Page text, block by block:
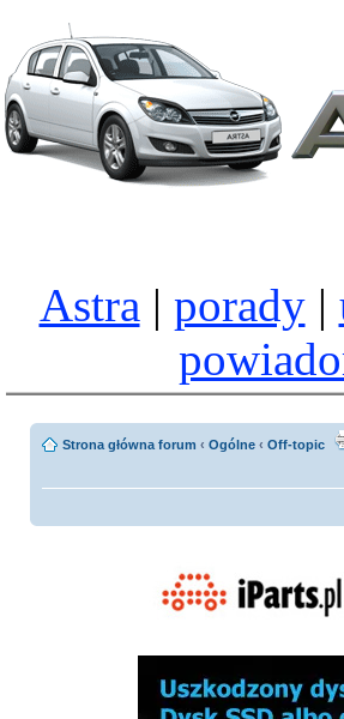
Astra | porady|
Strona główna forum ‹ Ogólne ‹ Off-topic